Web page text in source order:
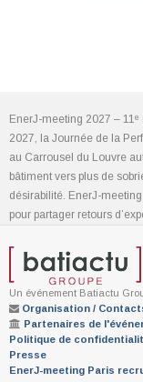
EnerJ-meeting 2027 –
2027, la Journée de la
au Carrousel du Louvre
bâtiment vers plus de
désirabilité. EnerJ-
pour partager retours
Un événement Batiactu
Organisation /
Partenaires de
Politique de
Presse
EnerJ-meeting Paris